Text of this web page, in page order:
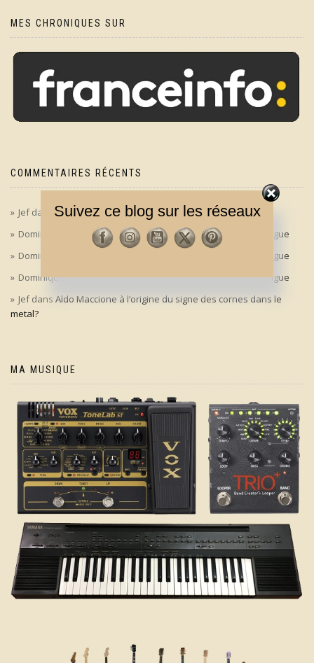
MES CHRONIQUES SUR
COMMENTAIRES RÉCENTS
Jefdans‘Le bon, la brute et le truand’ en version longue
Dominique
‘Le bon, la brute et le truand’ en version longue
Dominique
‘Le bon, la brute et le truand’ en version longue
Dominiquedans‘Le bon, la brute et le truand’ en version longue
Jefdans Aldo Maccione à l’origine du signe des cornes dans le
metal?
MA MUSIQUE
Suivez ce blog sur les réseaux